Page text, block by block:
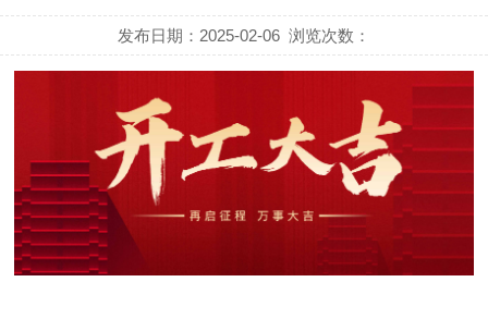
发布日期：2025-02-06 浏览次数：